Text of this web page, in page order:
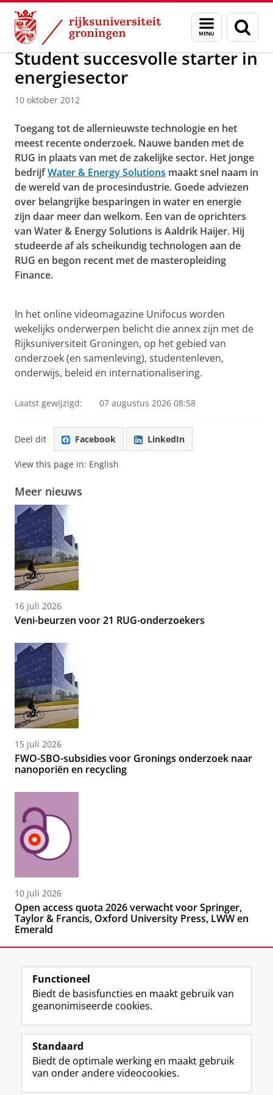
Skip
Content
Skip
Navigation
Menu
en
zoeken
Over ons
Student succesvolle starter in
energiesector
10 oktober 2012
Toegang tot de allernieuwste technologie en het
meest recente onderzoek. Nauwe banden met de
RUG in plaats van met de zakelijke sector. Het jonge
bedrijfWater & Energy Solutions maakt snel naam in
de wereld van de procesindustrie. Goede adviezen
over belangrijke besparingen in water en energie
zijn daar meer dan welkom. Een van de oprichters
van Water & Energy Solutions is Aaldrik Haijer. Hij
studeerde af als scheikundig technologen aan de
RUG en begon recent met de masteropleiding
Finance.
In het online videomagazine Unifocus worden
wekelijks onderwerpen belicht die annex zijn met de
Rijksuniversiteit Groningen, op het gebied van
onderzoek (en samenleving), studentenleven,
onderwijs, beleid en internationalisering.
Laatst gewijzigd: 07 augustus 2026 08:58
Deel dit Facebook LinkedIn
View this page in: English
Meer nieuws
16 juli 2026
Veni-beurzen voor 21 RUG-onderzoekers
15 juli 2026
FWO-SBO-subsidies voor Gronings onderzoek naar
nanoporiën en recycling
10 juli 2026
Open access quota 2026 verwacht voor Springer,
Taylor & Francis, Oxford University Press, LWW en
Emerald
Volg de RUG
F
a
e
b
L
i
k
e
R
S
-
f
I
n
t
Y
o
T
Studiekiezers
Functioneel
Biedt de basisfuncties en maakt gebruik van
geanonimiseerde cookies.
Standaard
Biedt de optimale werking en maakt gebruik
van onder andere videocookies.